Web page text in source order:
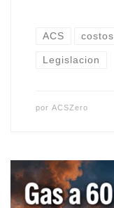
ACS costos
Legislacion
por ACSZero